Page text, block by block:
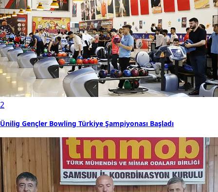
2
Ünilig Gençler Bowling Türkiye Şampiyonası Başladı